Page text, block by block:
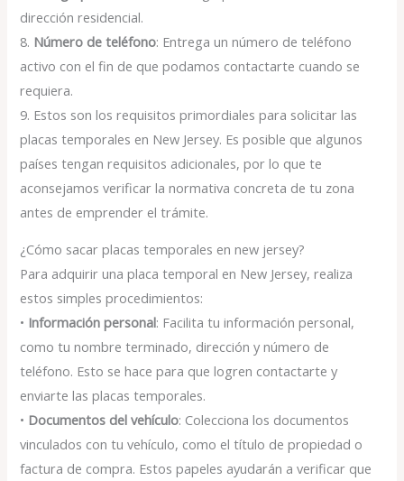
dirección residencial.
8. Número de teléfono: Entrega un número de teléfono
activo con el fin de que podamos contactarte cuando se
requiera.
9. Estos son los requisitos primordiales para solicitar las
placas temporales en New Jersey. Es posible que algunos
países tengan requisitos adicionales, por lo que te
aconsejamos verificar la normativa concreta de tu zona
antes de emprender el trámite.
¿Cómo sacar placas temporales en new jersey?
Para adquirir una placa temporal en New Jersey, realiza
estos simples procedimientos:
• Información personal: Facilita tu información personal,
como tu nombre terminado, dirección y número de
teléfono. Esto se hace para que logren contactarte y
enviarte las placas temporales.
• Documentos del vehículo: Colecciona los documentos
vinculados con tu vehículo, como el título de propiedad o
factura de compra. Estos papeles ayudarán a verificar que